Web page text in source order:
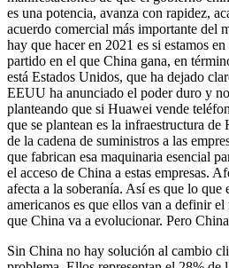
es una potencia, avanza con rapidez,
acuerdo comercial más importante del
hay que hacer en 2021 es si estamos
partido en el que China gana, en
está Estados Unidos, que ha dejado
EEUU ha anunciado el poder duro y
planteando que si Huawei vende
que se plantean es la infraestructura
de la cadena de suministros a las
que fabrican esa maquinaria esencial
el acceso de China a estas empresas.
afecta a la soberanía. Así es que lo que
americanos es que ellos van a definir
que China va a evolucionar. Pero
Sin China no hay solución al cambio